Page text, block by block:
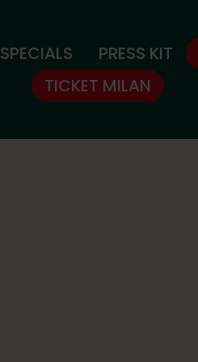
SPECIALS PRESS KIT
TICKET MILAN